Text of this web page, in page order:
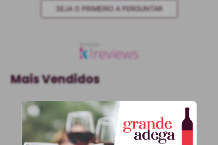
SEJA O PRIMEIRO A PERGUNTAR
Mais Vendidos